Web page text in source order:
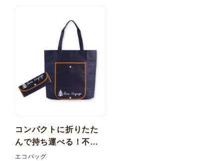
コンパクトに折りたた
んで持ち運べる！不織
布折りたたみバッグ フ
エコバッグ